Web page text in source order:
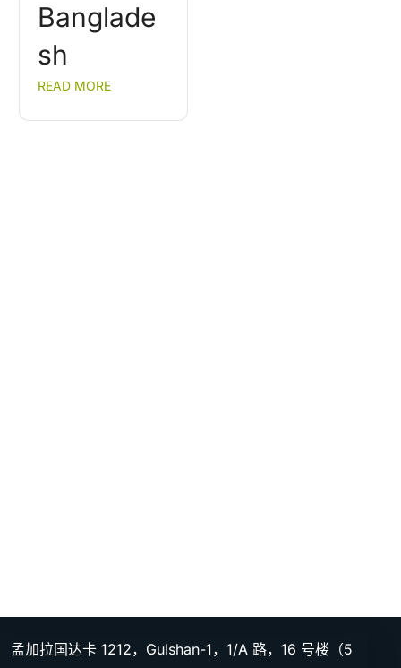
Banglade
sh
READ MORE
孟加拉国达卡 1212，Gulshan-1，1/A 路，16 号楼（5